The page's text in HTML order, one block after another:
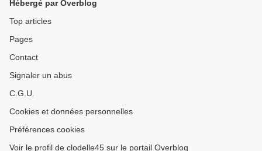
Hébergé par Overblog
Top articles
Pages
Contact
Signaler un abus
C.G.U.
Cookies et données personnelles
Préférences cookies
Voir le profil de clodelle45 sur le portail Overblog